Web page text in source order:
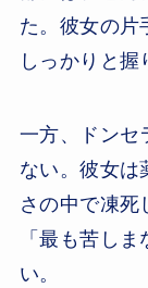
た。彼女の片
しっかりと握
一方、ドンセ
ない。彼女は
さの中で凍死
「最も苦し
い。